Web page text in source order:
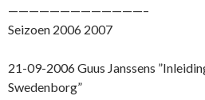
—————————————–
Seizoen 2006 2007
21-09-2006 Guus Janssens
Swedenborg”